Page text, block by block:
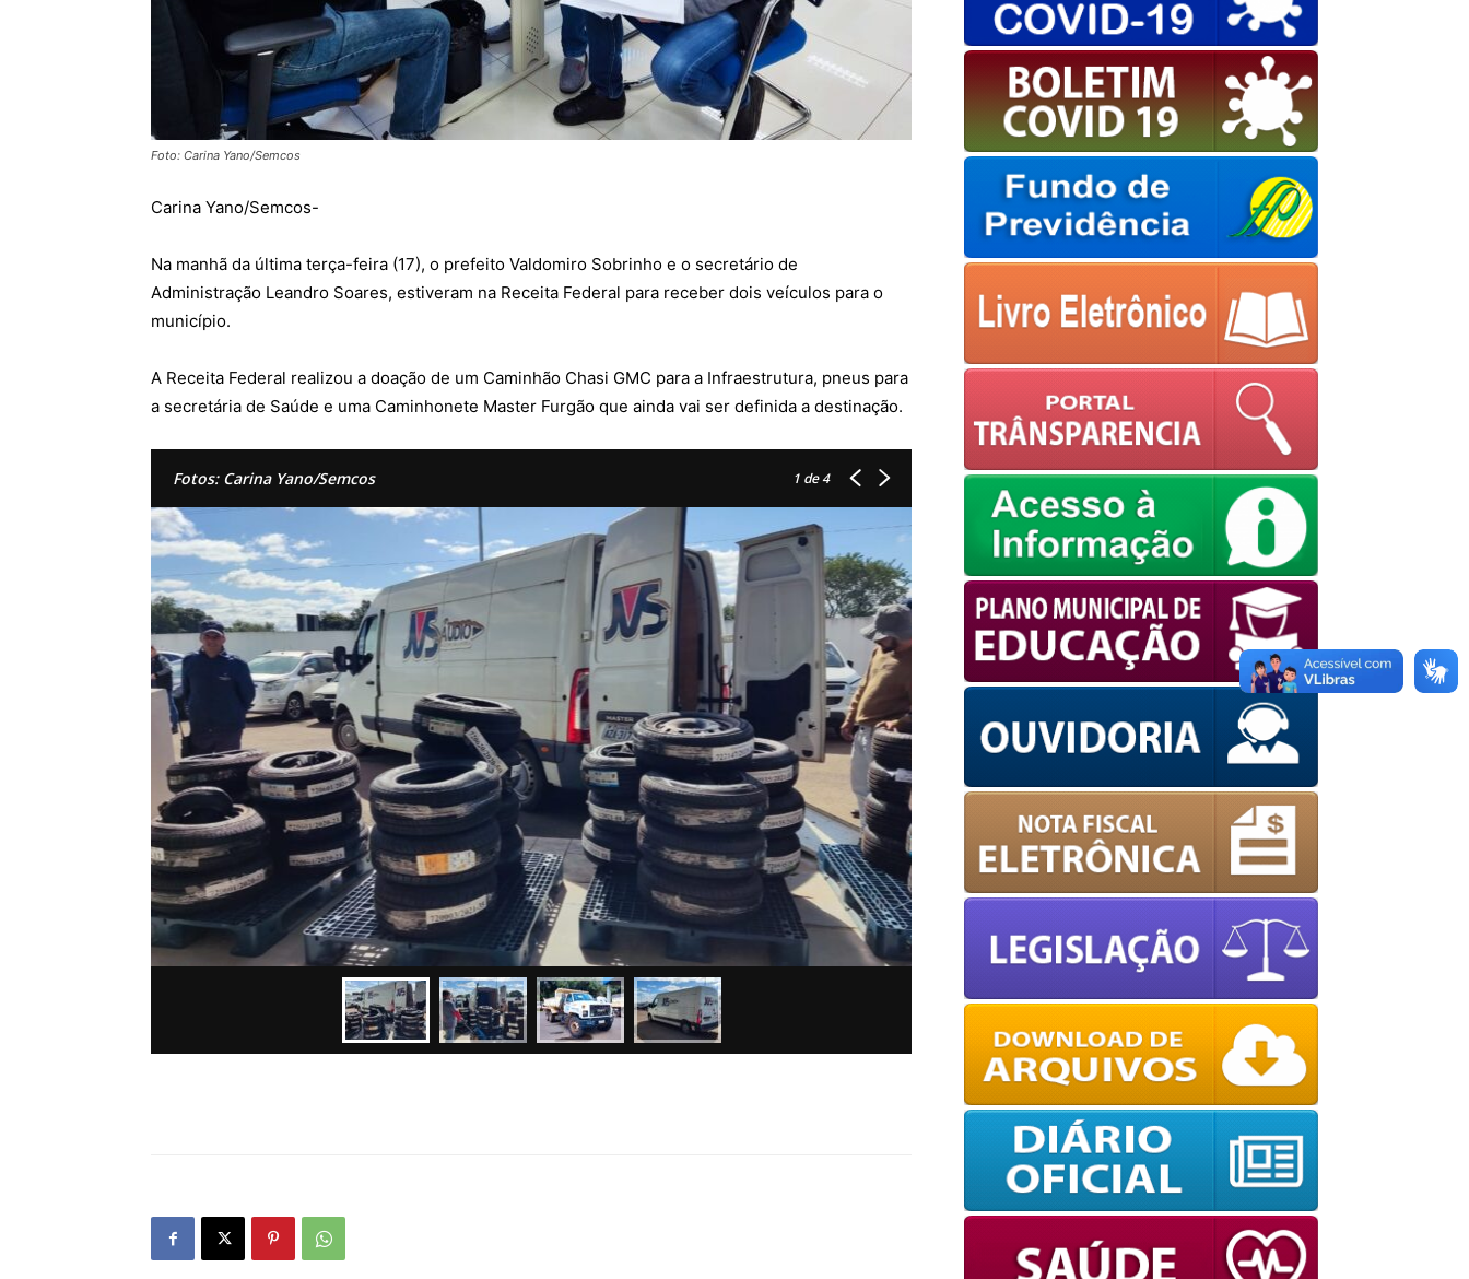
OK
European Commission | Cookies Policy
powered by WPCookiePro
Foto: Carina Yano/Semcos
Carina Yano/Semcos-
Na manhã da última terça-feira (17), o prefeito Valdomiro Sobrinho e o secretário de
Administração Leandro Soares, estiveram na Receita Federal para receber dois veículos para o
município.
A Receita Federal realizou a doação de um Caminhão Chasi GMC para a Infraestrutura, pneus para
a secretária de Saúde e uma Caminhonete Master Furgão que ainda vai ser definida a destinação.
Fotos: Carina Yano/Semcos 1 de 4